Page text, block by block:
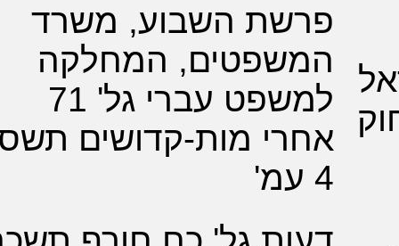
השבוע, משרד
המחלקה
למשפט עברי גל' 71
מות-קדושים תשסב